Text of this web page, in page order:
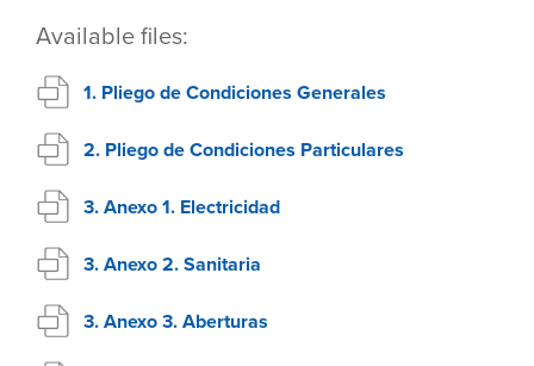
Available files:
1. Pliego de Condiciones Generales
2. Pliego de Condiciones Particulares
3. Anexo 1. Electricidad
3. Anexo 2. Sanitaria
3. Anexo 3. Aberturas